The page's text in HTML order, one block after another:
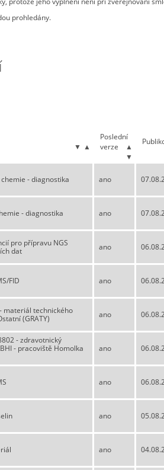
prohledány.
▲
▼
Poslední
verze
▲
▼
- diagnostika ano
- diagnostika ano
pro přípravu NGS
dat
ano
FID ano
materiál technického
(GRATY)
ano
- zdravotnický
- pracoviště Homolka
ano
ano
ano
ano